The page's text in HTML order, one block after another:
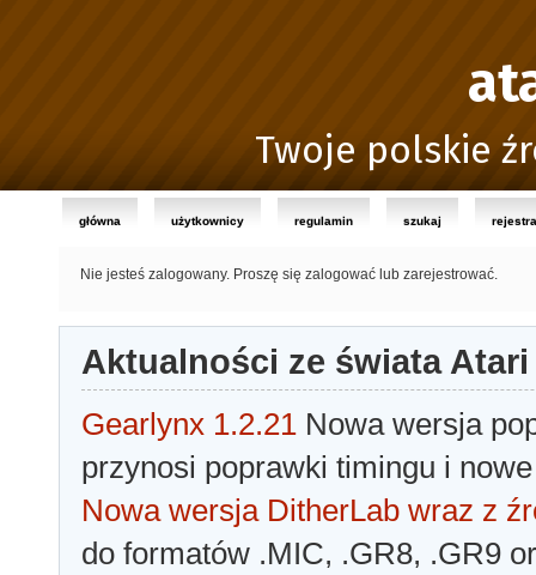
Twoje polskie
główna użytkownicy regulamin szukaj
Nie jesteś zalogowany. Proszę się zalogować lub zarejestrować.
Aktualności ze świata Atari
Gearlynx 1.2.21 Nowa wersja
przynosi poprawki timingu i
Nowa wersja DitherLab wraz z
do formatów .MIC, .GR8, .GR9